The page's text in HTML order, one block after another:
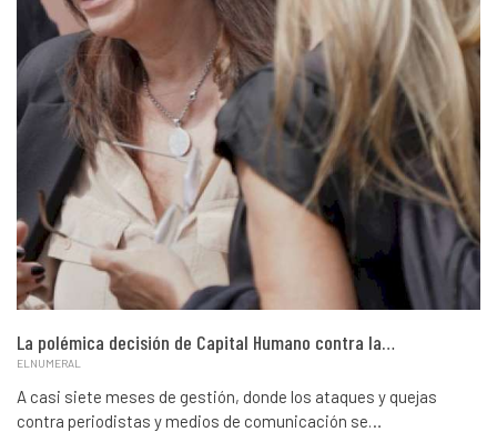
La polémica decisión de Capital Humano contra la…
ELNUMERAL
A casi siete meses de gestión, donde los ataques y quejas
contra periodistas y medios de comunicación se…